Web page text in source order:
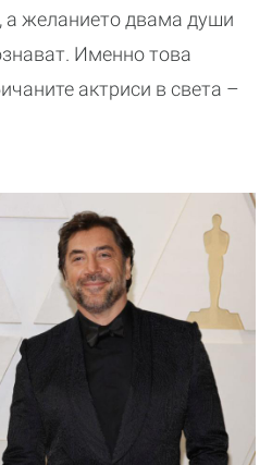
а желанието двама души
Именно това
актриси в света –